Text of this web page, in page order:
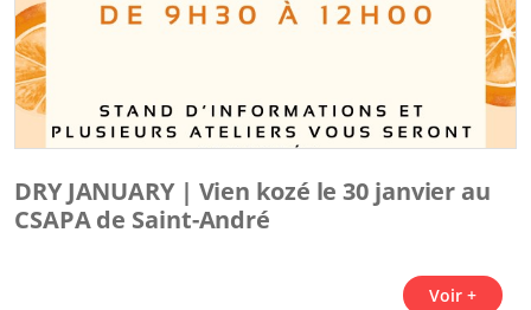
DRY JANUARY | Vien kozé le 30 janvier au
CSAPA de Saint-André
Voir +